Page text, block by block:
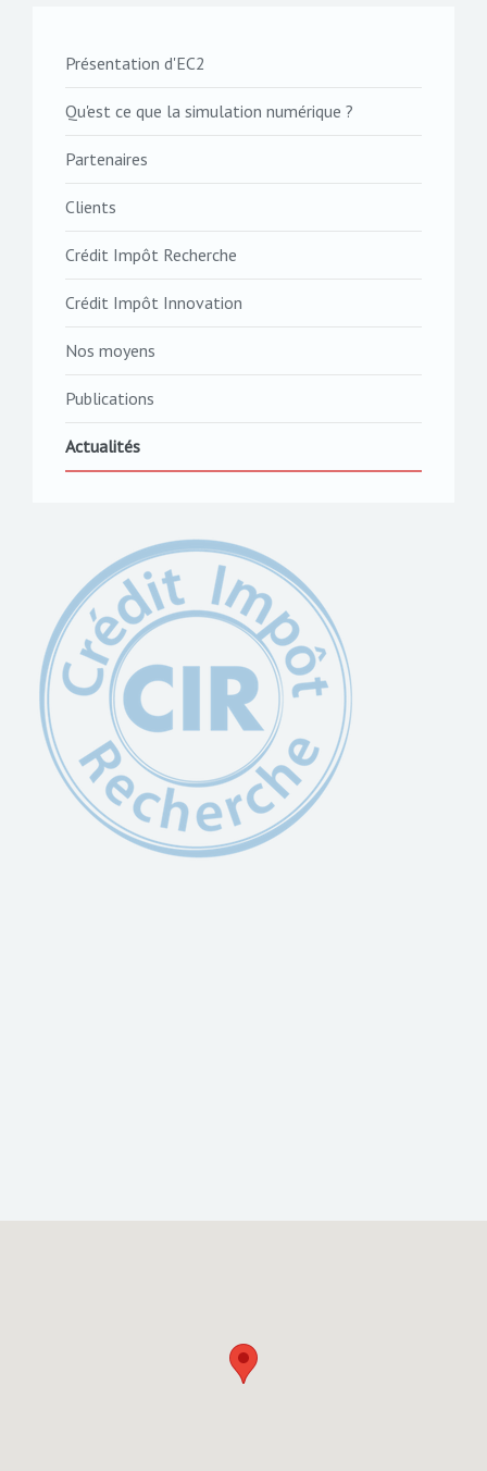
Présentation d'EC2
Qu'est ce que la simulation numérique ?
Partenaires
Clients
Crédit Impôt Recherche
Crédit Impôt Innovation
Nos moyens
Publications
Actualités